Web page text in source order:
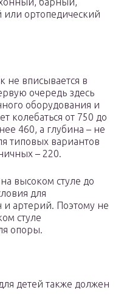
ортопедический
не вписывается в
очередь здесь
оборудования и
колебаться от 750 до
460, а глубина – не
типовых вариантов
– 220.
высоком стуле до
для
артерий. Поэтому не
стуле
опоры.
детей также должен